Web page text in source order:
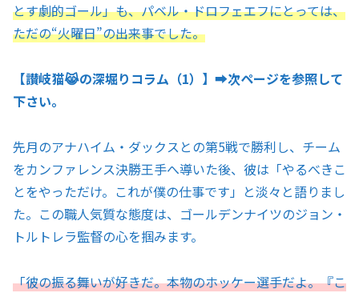
とす劇的ゴール」も、パベル・ドロフェエフにとっては、
ただの“火曜日”の出来事でした。
【讃岐猫😹の深堀りコラム（1）】➡️次ページを参照して
下さい。
先月のアナハイム・ダックスとの第5戦で勝利し、チーム
をカンファレンス決勝王手へ導いた後、彼は「やるべきこ
とをやっただけ。これが僕の仕事です」と淡々と語りまし
た。この職人気質な態度は、ゴールデンナイツのジョン・
トルトレラ監督の心を掴みます。
「彼の振る舞いが好きだ。本物のホッケー選手だよ。『こ